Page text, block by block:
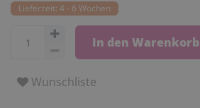
Lieferzeit: 4 - 6 Wochen
In den Warenkorb
Wunschliste